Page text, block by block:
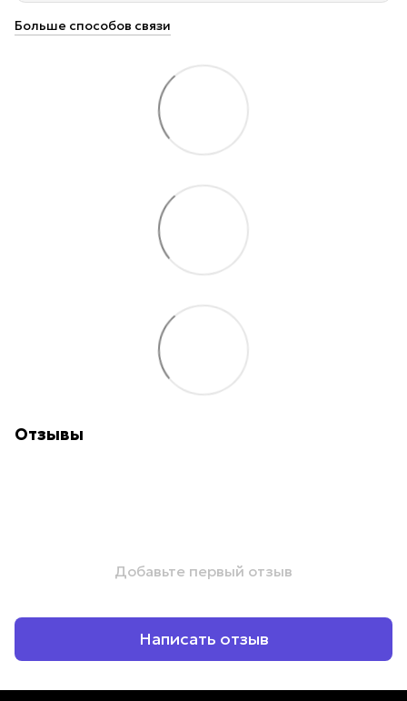
Больше способов связи
Отзывы
Добавьте первый отзыв
Написать отзыв